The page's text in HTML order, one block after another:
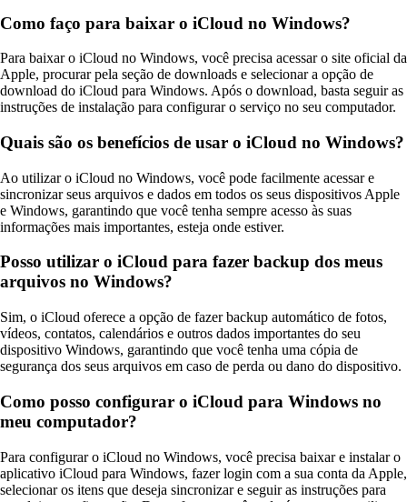
Como faço para baixar o iCloud no Windows?
Para baixar o iCloud no Windows, você precisa acessar o site oficial da
Apple, procurar pela seção de downloads e selecionar a opção de
download do iCloud para Windows. Após o download, basta seguir as
instruções de instalação para configurar o serviço no seu computador.
Quais são os benefícios de usar o iCloud no Windows?
Ao utilizar o iCloud no Windows, você pode facilmente acessar e
sincronizar seus arquivos e dados em todos os seus dispositivos Apple
e Windows, garantindo que você tenha sempre acesso às suas
informações mais importantes, esteja onde estiver.
Posso utilizar o iCloud para fazer backup dos meus
arquivos no Windows?
Sim, o iCloud oferece a opção de fazer backup automático de fotos,
vídeos, contatos, calendários e outros dados importantes do seu
dispositivo Windows, garantindo que você tenha uma cópia de
segurança dos seus arquivos em caso de perda ou dano do dispositivo.
Como posso configurar o iCloud para Windows no
meu computador?
Para configurar o iCloud no Windows, você precisa baixar e instalar o
aplicativo iCloud para Windows, fazer login com a sua conta da Apple,
selecionar os itens que deseja sincronizar e seguir as instruções para